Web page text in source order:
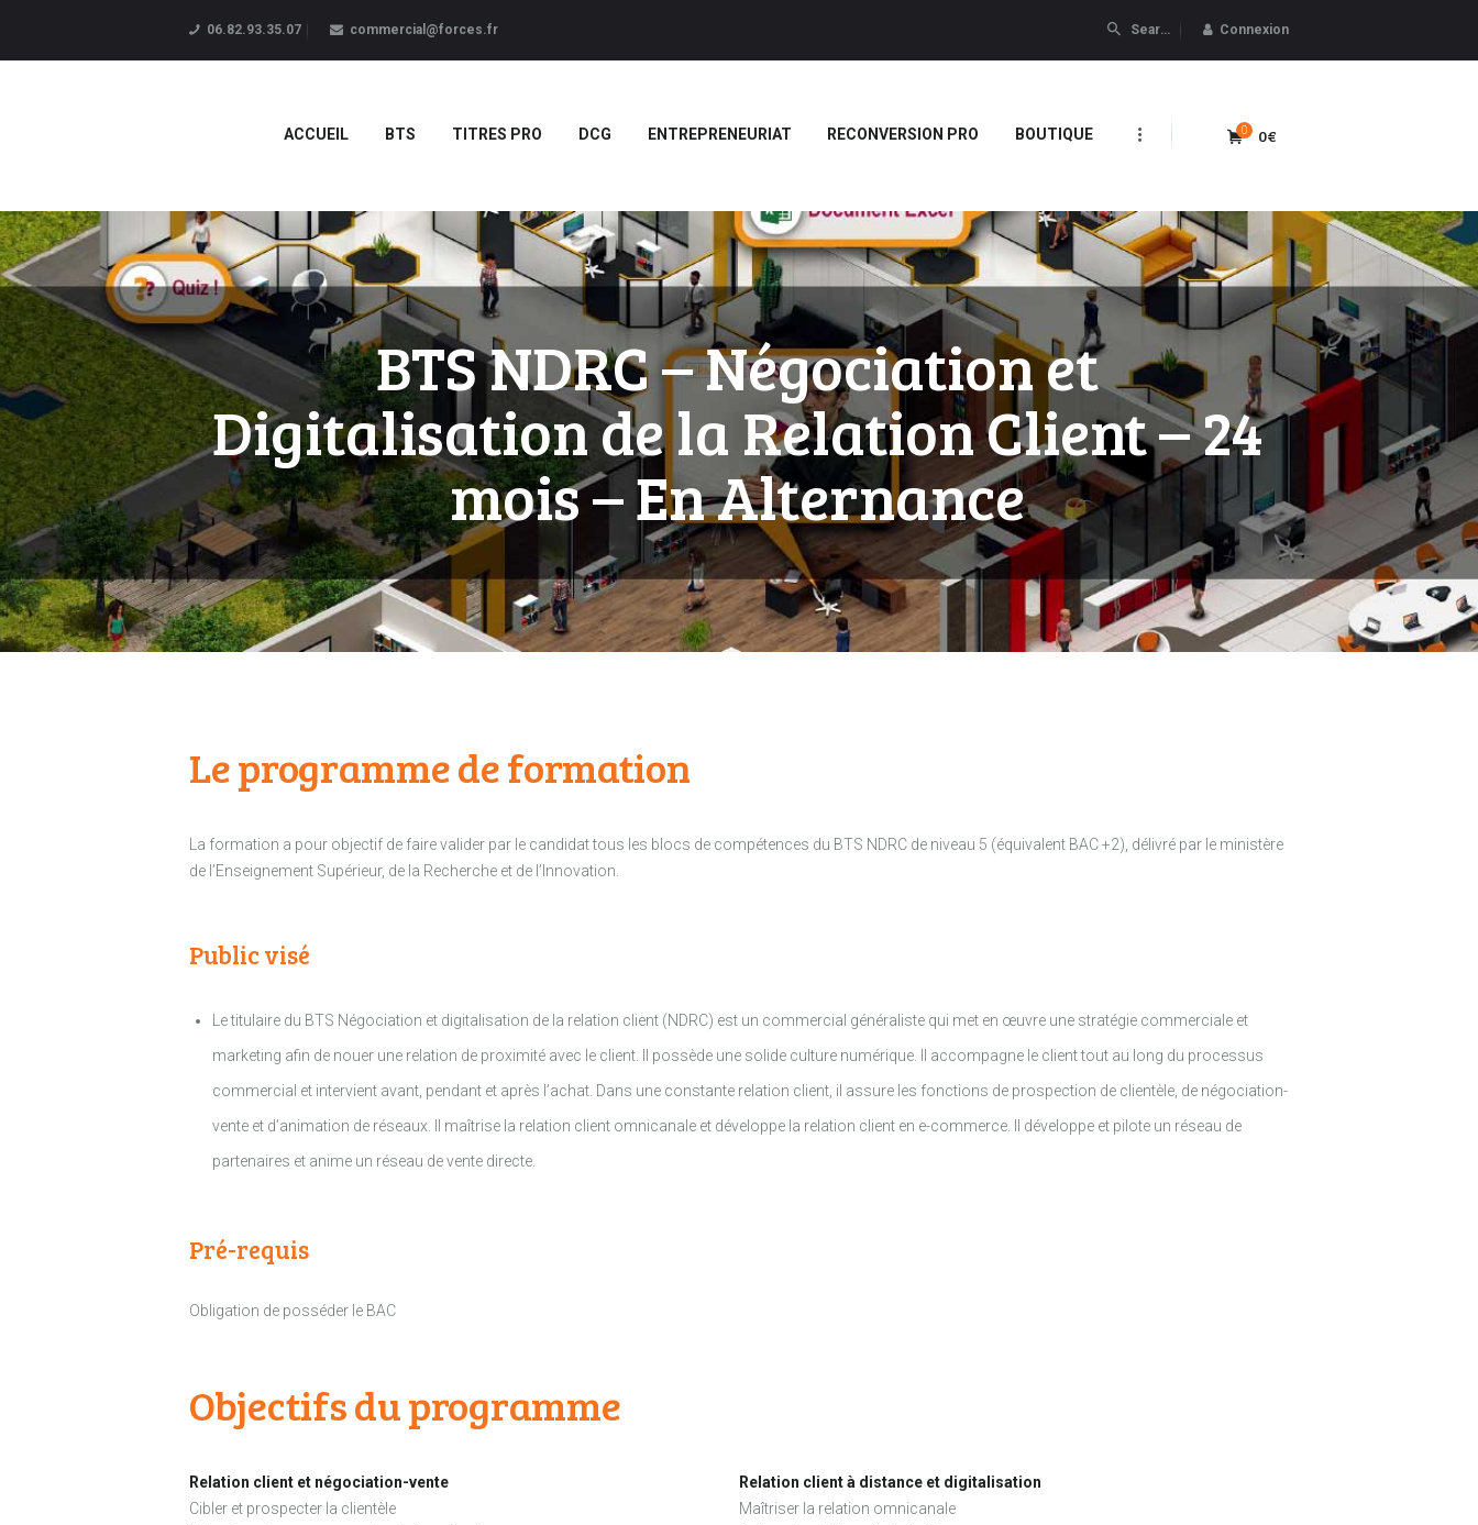
06.82.93.35.07 commercial@forces.fr Connexion
ACCUEIL BTS TITRES PRO DCG ENTREPRENEURIAT RECONVERSION PRO BOUTIQUE 0€
0
BTS NDRC – Négociation et
Digitalisation de la Relation Client – 24
mois – En Alternance
Forces LMS
BTS
DCG
RECONVERSION PRO
BOUTIQUE
MARQUE
BLANCHE/SCORM
Le programme de formation
La formation a pour objectif de faire valider par le candidat tous les blocs de compétences du BTS NDRC de niveau 5 (équivalent BAC +2), délivré par le ministère
de l’Enseignement Supérieur, de la Recherche et de l’Innovation.
Public visé
Le titulaire du BTS Négociation et digitalisation de la relation client (NDRC) est un commercial généraliste qui met en œuvre une stratégie commerciale et
marketing afin de nouer une relation de proximité avec le client. Il possède une solide culture numérique. Il accompagne le client tout au long du processus
commercial et intervient avant, pendant et après l’achat. Dans une constante relation client, il assure les fonctions de prospection de clientèle, de négociation-
vente et d’animation de réseaux. Il maîtrise la relation client omnicanale et développe la relation client en e-commerce. Il développe et pilote un réseau de
partenaires et anime un réseau de vente directe.
Pré-requis
Obligation de posséder le BAC
Objectifs du programme
Relation client et négociation-vente
Cibler et prospecter la clientèle
Relation client à distance et digitalisation
Maîtriser la relation omnicanale